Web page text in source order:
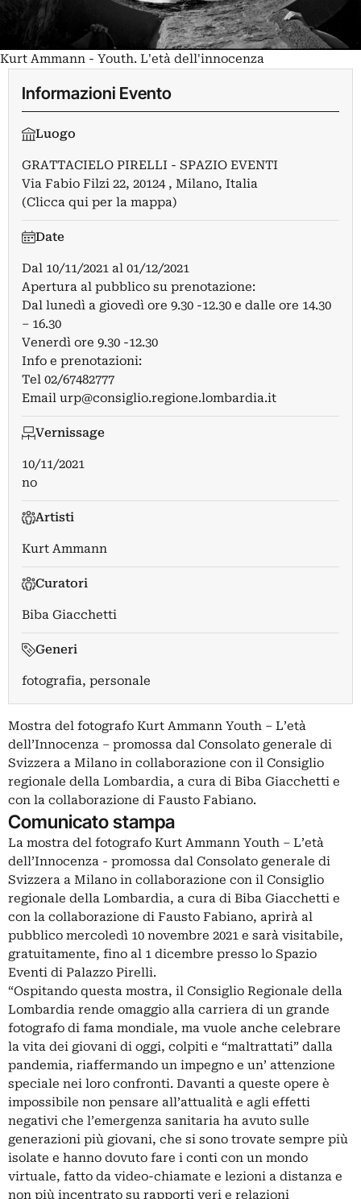
Kurt Ammann - Youth. L'età dell'innocenza
Informazioni Evento
Luogo
GRATTACIELO PIRELLI - SPAZIO EVENTI
Via Fabio Filzi 22, 20124 , Milano, Italia
(Clicca qui per la mappa)
Date
Dal 10/11/2021 al 01/12/2021
Apertura al pubblico su prenotazione:
Dal lunedì a giovedì ore 9.30 -12.30 e dalle ore 14.30
– 16.30
Venerdì ore 9.30 -12.30
Info e prenotazioni:
Tel 02/67482777
Email urp@consiglio.regione.lombardia.it
Vernissage
10/11/2021
no
Artisti
Kurt Ammann
Curatori
Biba Giacchetti
Generi
fotografia, personale
Mostra del fotografo Kurt Ammann Youth – L’età
dell’Innocenza – promossa dal Consolato generale di
Svizzera a Milano in collaborazione con il Consiglio
regionale della Lombardia, a cura di Biba Giacchetti e
con la collaborazione di Fausto Fabiano.
Comunicato stampa
La mostra del fotografo Kurt Ammann Youth – L’età
dell’Innocenza - promossa dal Consolato generale di
Svizzera a Milano in collaborazione con il Consiglio
regionale della Lombardia, a cura di Biba Giacchetti e
con la collaborazione di Fausto Fabiano, aprirà al
pubblico mercoledì 10 novembre 2021 e sarà visitabile,
gratuitamente, fino al 1 dicembre presso lo Spazio
Eventi di Palazzo Pirelli.
“Ospitando questa mostra, il Consiglio Regionale della
Lombardia rende omaggio alla carriera di un grande
fotografo di fama mondiale, ma vuole anche celebrare
la vita dei giovani di oggi, colpiti e “maltrattati” dalla
pandemia, riaffermando un impegno e un’ attenzione
speciale nei loro confronti. Davanti a queste opere è
impossibile non pensare all’attualità e agli effetti
negativi che l’emergenza sanitaria ha avuto sulle
generazioni più giovani, che si sono trovate sempre più
isolate e hanno dovuto fare i conti con un mondo
virtuale, fatto da video-chiamate e lezioni a distanza e
non più incentrato su rapporti veri e relazioni